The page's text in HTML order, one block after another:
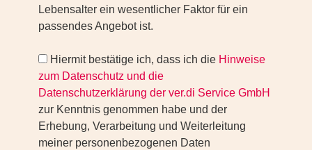
Lebensalter ein wesentlicher Faktor für ein
passendes Angebot ist.
Hiermit bestätige ich, dass ich die Hinweise
zum Datenschutz und die
Datenschutzerklärung der ver.di Service GmbH
zur Kenntnis genommen habe und der
Erhebung, Verarbeitung und Weiterleitung
meiner personenbezogenen Daten